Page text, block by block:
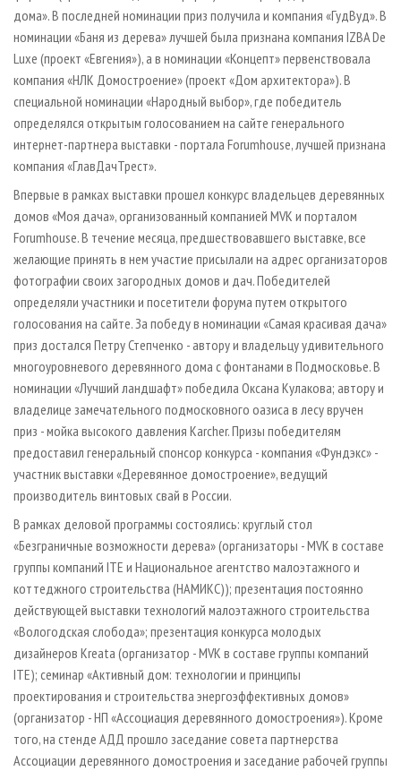
дома». В последней номинации приз получила и компания «ГудВуд». В
номинации «Баня из дерева» лучшей была признана компания IZBA De
Luxe (проект «Евгения»), а в номинации «Концепт» первенствовала
компания «НЛК Домостроение» (проект «Дом архитектора»). В
специальной номинации «Народный выбор», где победитель
определялся открытым голосованием на сайте генерального
интернет-­партнера выставки - портала Forumhouse, лучшей признана
компания «ГлавДачТрест».
Впервые в рамках выставки прошел конкурс владельцев деревянных
домов «Моя дача», организованный компанией MVK и порталом
Forumhouse. В течение месяца, предшествовавшего выставке, все
желающие принять в нем участие присылали на адрес организаторов
фотографии своих загородных домов и дач. Победителей
определяли участники и посетители форума путем открытого
голосования на сайте. За победу в номинации «Самая красивая дача»
приз достался Петру Степченко - автору и владельцу удивительного
многоуровневого деревянного дома с фонтанами в Подмосковье. В
номинации «Лучший ландшафт» победила Оксана Кулакова; автору и
владелице замечательного подмосковного оазиса в лесу вручен
приз - мойка высокого давления Karcher. Призы победителям
предоставил генеральный спонсор конкурса - компания «Фундэкс» -
участник выставки «Деревянное домостроение», ведущий
производитель винтовых свай в России.
В рамках деловой программы состоялись: круглый стол
«Безграничные возможности дерева» (организаторы - MVK в составе
группы компаний ITE и Национальное агентство малоэтажного и
коттеджного строительства (НАМИКС)); презентация постоянно
действующей выставки технологий малоэтажного строительства
«Вологодская слобода»; презентация конкурса молодых
дизайнеров Kreata (организатор - MVK в составе группы компаний
ITE); семинар «Активный дом: технологии и принципы
проектирования и строительства энергоэффективных домов»
(организатор - НП «Ассоциация деревянного домостроения»). Кроме
того, на стенде АДД прошло заседание совета партнерства
Ассоциации деревянного домостроения и заседание рабочей группы